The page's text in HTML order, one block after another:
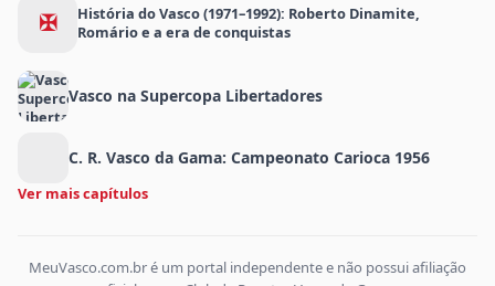
✠
História do Vasco (1971–1992): Roberto Dinamite,
Romário e a era de conquistas
Vasco na Supercopa Libertadores
C. R. Vasco da Gama: Campeonato Carioca 1956
Ver mais capítulos
MeuVasco.com.br é um portal independente e não possui afiliação